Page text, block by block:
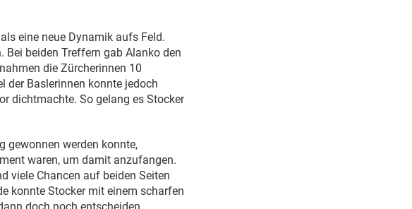
eine neue Dynamik aufs Feld.
beiden Treffern gab Alanko den
die Zürcherinnen 10
der Baslerinnen konnte jedoch
dichtmachte. So gelang es Stocker
gewonnen werden konnte,
waren, um damit anzufangen.
viele Chancen auf beiden Seiten
konnte Stocker mit einem scharfen